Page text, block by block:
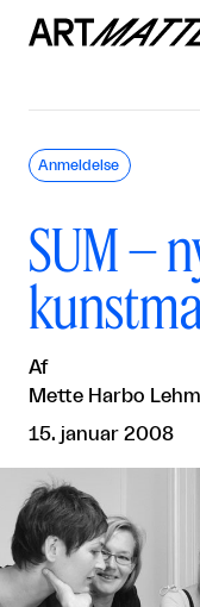
SUM –
Af
Mette Harbo
15. januar 2008
Anmeldelse